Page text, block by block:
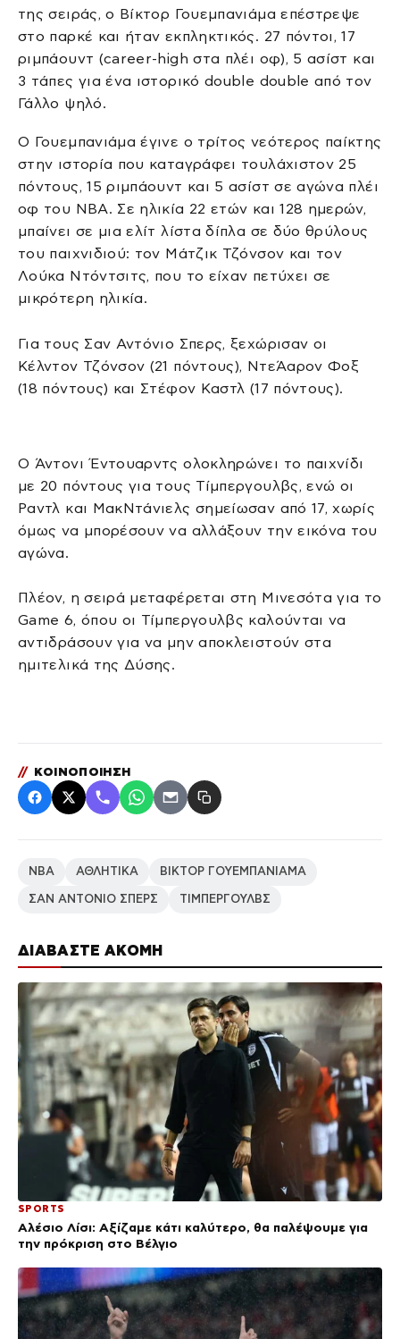
ΔΙΑΒΑΣΤΕ ΑΚΟΜΗ
SPORTS
Αλέσιο Λίσι: Αξίζαμε κάτι καλύτερο, θα παλέψουμε για
την πρόκριση στο Βέλγιο
της σειράς, ο Βίκτορ Γουεμπανιάμα επέστρεψε
στο παρκέ και ήταν εκπληκτικός. 27 πόντοι, 17
ριμπάουντ (career-high στα πλέι οφ), 5 ασίστ και
3 τάπες για ένα ιστορικό double double από τον
Γάλλο ψηλό.
Ο Γουεμπανιάμα έγινε ο τρίτος νεότερος παίκτης
στην ιστορία που καταγράφει τουλάχιστον 25
πόντους, 15 ριμπάουντ και 5 ασίστ σε αγώνα πλέι
οφ του NBA. Σε ηλικία 22 ετών και 128 ημερών,
μπαίνει σε μια ελίτ λίστα δίπλα σε δύο θρύλους
του παιχνιδιού: τον Μάτζικ Τζόνσον και τον
Λούκα Ντόντσιτς, που το είχαν πετύχει σε
μικρότερη ηλικία.
Για τους Σαν Αντόνιο Σπερς, ξεχώρισαν οι
Κέλντον Τζόνσον (21 πόντους), ΝτεΆαρον Φοξ
(18 πόντους) και Στέφον Καστλ (17 πόντους).
Ο Άντονι Έντουαρντς ολοκληρώνει το παιχνίδι
με 20 πόντους για τους Τίμπεργουλβς, ενώ οι
Ραντλ και ΜακΝτάνιελς σημείωσαν από 17, χωρίς
όμως να μπορέσουν να αλλάξουν την εικόνα του
αγώνα.
Πλέον, η σειρά μεταφέρεται στη Μινεσότα για το
Game 6, όπου οι Τίμπεργουλβς καλούνται να
αντιδράσουν για να μην αποκλειστούν στα
ημιτελικά της Δύσης.
// ΚΟΙΝΟΠΟΙΗΣΗ
NBA ΑΘΛΗΤΙΚΑ ΒΙΚΤΟΡ ΓΟΥΕΜΠΑΝΙΑΜΑ
ΣΑΝ ΑΝΤΟΝΙΟ ΣΠΕΡΣ ΤΙΜΠΕΡΓΟΥΛΒΣ